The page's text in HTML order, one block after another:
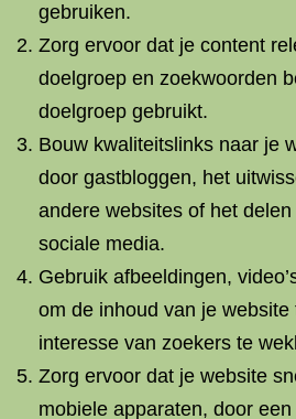
gebruiken.
Zorg ervoor dat je content
doelgroep en zoekwoorden
doelgroep gebruikt.
Bouw kwaliteitslinks naar je
door gastbloggen, het
andere websites of het
sociale media.
Gebruik afbeeldingen,
om de inhoud van je
interesse van zoekers te
Zorg ervoor dat je website
mobiele apparaten, door